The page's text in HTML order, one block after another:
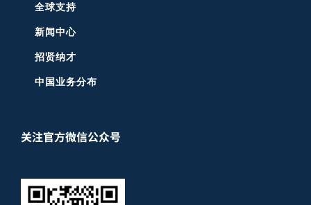
全球支持
新闻中心
招贤纳才
中国业务分布
关注官方微信公众号